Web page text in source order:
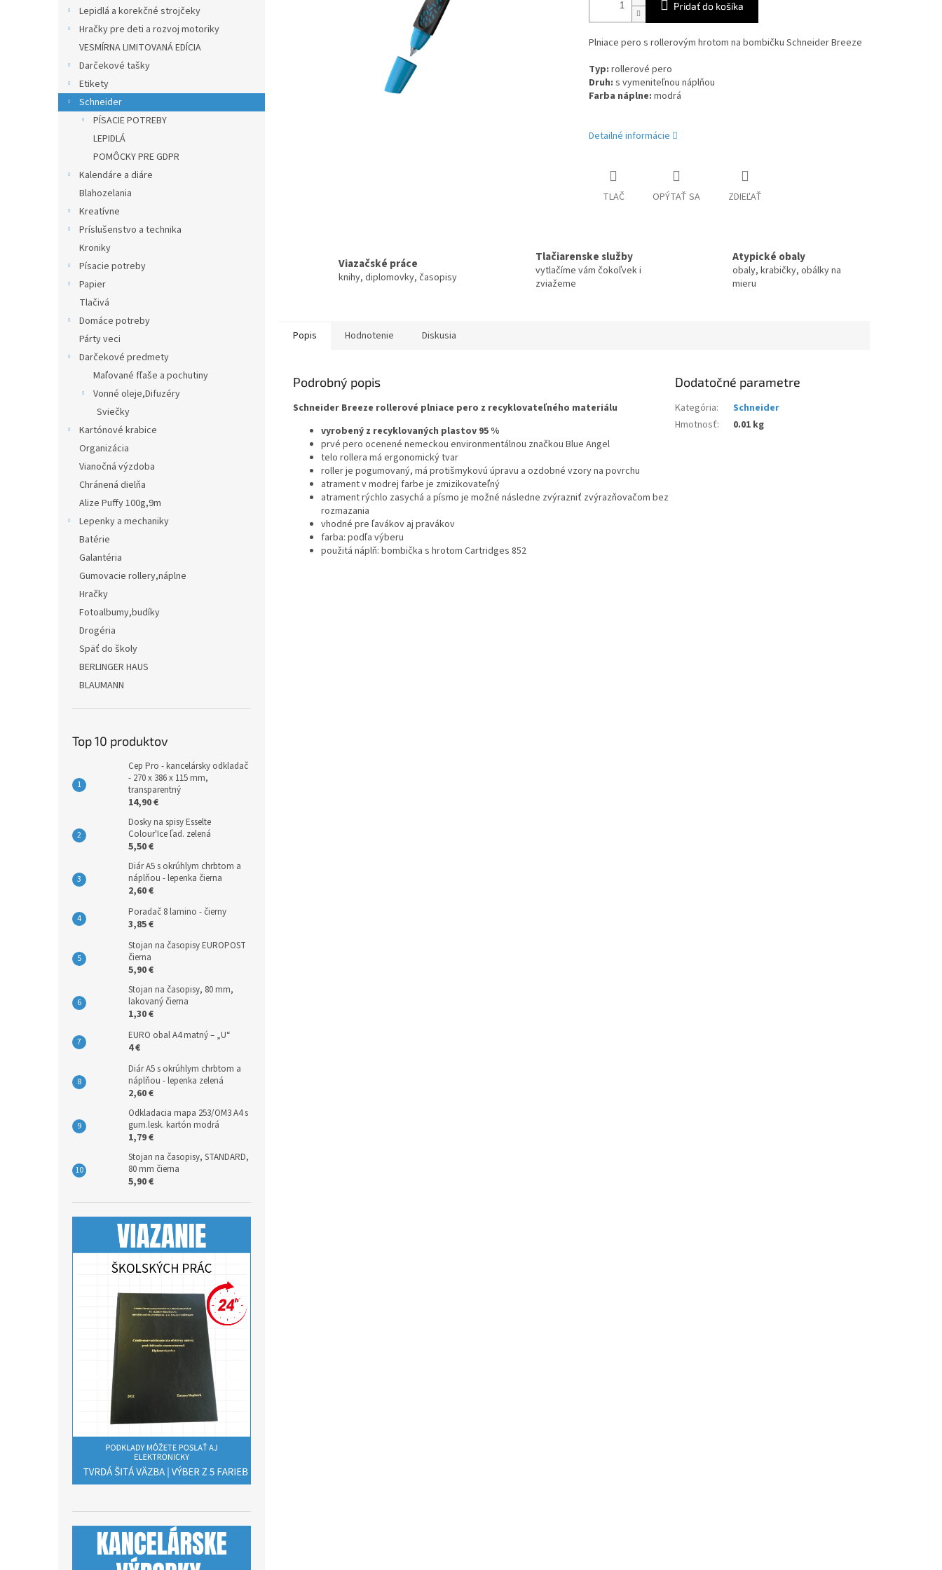
Lepidlá a korekčné strojčeky
Hračky pre deti a rozvoj motoriky
VESMÍRNA LIMITOVANÁ EDÍCIA
Darčekové tašky
Etikety
Schneider
PÍSACIE POTREBY
LEPIDLÁ
POMÔCKY PRE GDPR
Kalendáre a diáre
Blahozelania
Kreatívne
Príslušenstvo a technika
Kroniky
Písacie potreby
Papier
Tlačivá
Domáce potreby
Párty veci
Darčekové predmety
Maľované fľaše a pochutiny
Vonné oleje,Difuzéry
Sviečky
Kartónové krabice
Organizácia
Vianočná výzdoba
Chránená dielňa
Alize Puffy 100g,9m
Lepenky a mechaniky
Batérie
Galantéria
Gumovacie rollery,náplne
Hračky
Fotoalbumy,budíky
Drogéria
Späť do školy
BERLINGER HAUS
BLAUMANN
Top 10 produktov
Cep Pro - kancelársky odkladač
- 270 x 386 x 115 mm,
transparentný
14,90 €
Dosky na spisy Esselte
Colour'Ice ľad. zelená
5,50 €
Diár A5 s okrúhlym chrbtom a
náplňou - lepenka čierna
2,60 €
Poradač 8 lamino - čierny
3,85 €
Stojan na časopisy EUROPOST
čierna
5,90 €
Stojan na časopisy, 80 mm,
lakovaný čierna
1,30 €
EURO obal A4 matný – „U“
4 €
Diár A5 s okrúhlym chrbtom a
náplňou - lepenka zelená
2,60 €
Odkladacia mapa 253/OM3 A4 s
gum.lesk. kartón modrá
1,79 €
Stojan na časopisy, STANDARD,
80 mm čierna
5,90 €
Pridať do košíka
Plniace pero s rollerovým hrotom na bombičku Schneider Breeze
Typ: rollerové pero
Druh: s vymeniteľnou náplňou
Farba náplne: modrá
Detailné informácie
TLAČ OPÝTAŤ SA ZDIEĽAŤ
Viazačské práce
knihy, diplomovky, časopisy
Tlačiarenske služby
vytlačíme vám čokoľvek i
zviažeme
Atypické obaly
obaly, krabičky, obálky na
mieru
Popis Hodnotenie Diskusia
Podrobný popis
Schneider Breeze rollerové plniace pero z recyklovateľného materiálu
vyrobený z recyklovaných plastov 95 %
prvé pero ocenené nemeckou environmentálnou značkou Blue Angel
telo rollera má ergonomický tvar
roller je pogumovaný, má protišmykovú úpravu a ozdobné vzory na povrchu
atrament v modrej farbe je zmizikovateľný
atrament rýchlo zasychá a písmo je možné následne zvýrazniť zvýrazňovačom bez
rozmazania
vhodné pre ľavákov aj pravákov
farba: podľa výberu
použitá náplň: bombička s hrotom Cartridges 852
Dodatočné parametre
Kategória:
Schneider
Hmotnosť: 0.01 kg